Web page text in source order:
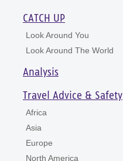
CATCH UP
Look Around You
Look Around The World
Analysis
Travel Advice & Safety
Africa
Asia
Europe
North America